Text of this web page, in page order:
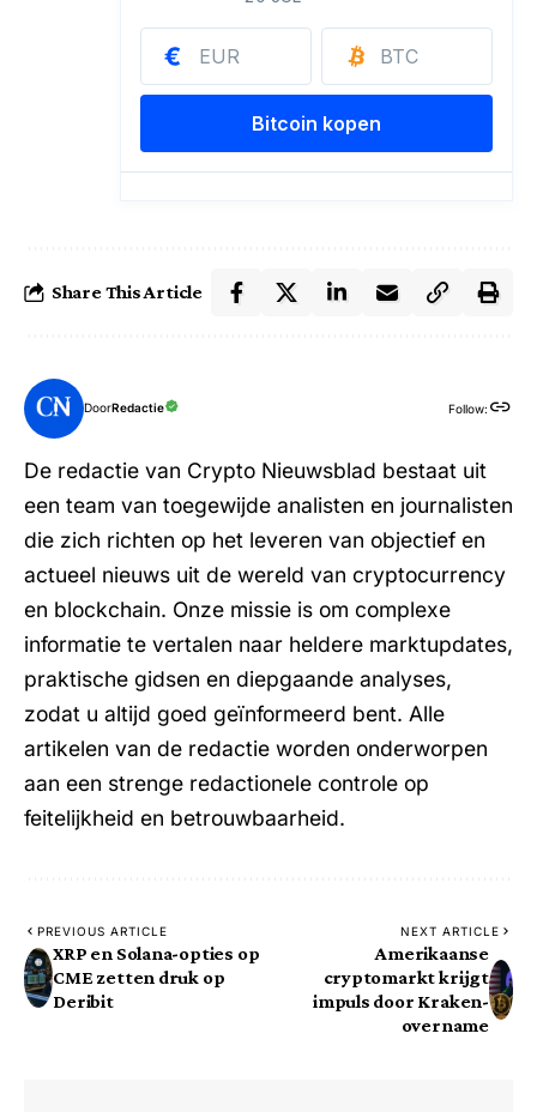
Share This Article
DoorRedactie Follow:
De redactie van Crypto Nieuwsblad bestaat uit
een team van toegewijde analisten en journalisten
die zich richten op het leveren van objectief en
actueel nieuws uit de wereld van cryptocurrency
en blockchain. Onze missie is om complexe
informatie te vertalen naar heldere marktupdates,
praktische gidsen en diepgaande analyses,
zodat u altijd goed geïnformeerd bent. Alle
artikelen van de redactie worden onderworpen
aan een strenge redactionele controle op
feitelijkheid en betrouwbaarheid.
PREVIOUS ARTICLE
XRP en Solana-opties op
CME zetten druk op
Deribit
NEXT ARTICLE
Amerikaanse
cryptomarkt krijgt
impuls door Kraken-
overname